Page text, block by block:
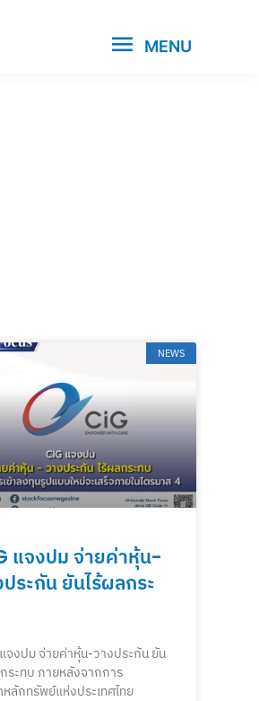
MENU
NEWS
แจงปม จ่ายค่าหุ้น-
ระกัน ยันไร้ผลกระ
จงปม จ่ายค่าหุ้น-วางประกัน ยัน
ระทบ ภายหลังจากการ
ลักทรัพย์แห่งประเทศไทย